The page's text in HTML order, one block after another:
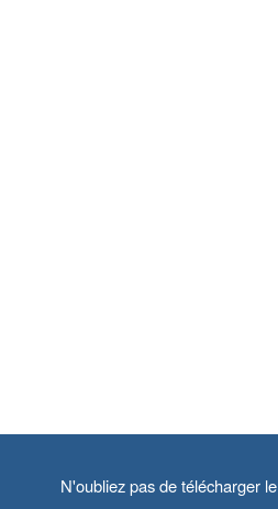
N'oubliez pas de télécharger le